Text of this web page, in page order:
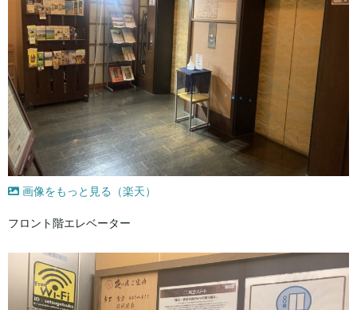
画像をもっと見る（楽天）
フロント階エレベーター